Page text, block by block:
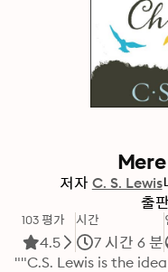
저자 C. S. Lewis
출
103 평가
4.5
시간
7 시간 6 분
""C.S. Lewis is the